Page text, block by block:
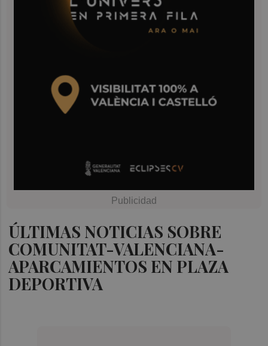
ÚLTIMAS NOTICIAS SOBRE
COMUNITAT-VALENCIANA-
APARCAMIENTOS EN PLAZA
DEPORTIVA